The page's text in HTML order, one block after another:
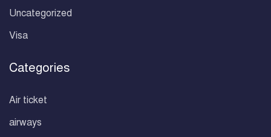
Uncategorized
Visa
Categories
Air ticket
airways